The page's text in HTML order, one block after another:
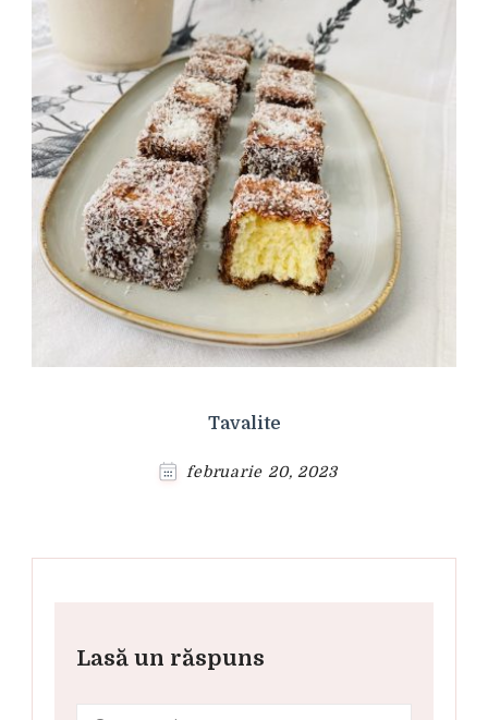
Tavalite
februarie 20, 2023
Lasă un răspuns